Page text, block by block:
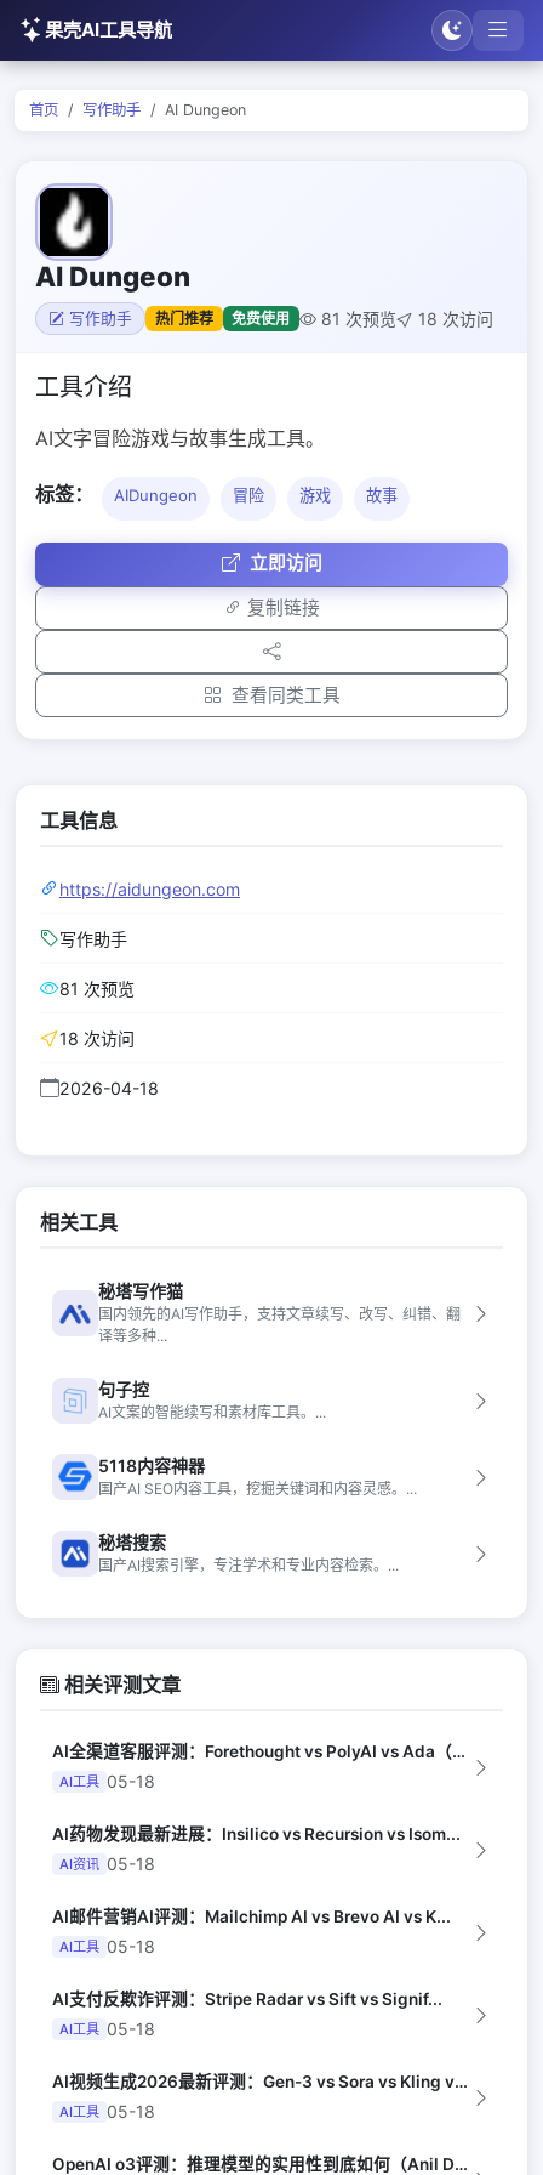
果壳AI工具导航
首页 写作助手 AI Dungeon
AI Dungeon
写作助手 热门推荐 免费使用 81 次预览 18 次访问
工具介绍
AI文字冒险游戏与故事生成工具。
标签： AIDungeon 冒险 游戏 故事
立即访问
复制链接
查看同类工具
工具信息
https://aidungeon.com
写作助手
81 次预览
18 次访问
2026-04-18
相关工具
秘塔写作猫
国内领先的AI写作助手，支持文章续写、改写、纠错、翻
译等多种...
句子控
AI文案的智能续写和素材库工具。...
5118内容神器
国产AI SEO内容工具，挖掘关键词和内容灵感。...
秘塔搜索
国产AI搜索引擎，专注学术和专业内容检索。...
相关评测文章
AI全渠道客服评测：Forethought vs PolyAI vs Ada（G...
AI工具 05-18
AI药物发现最新进展：Insilico vs Recursion vs Isom...
AI资讯 05-18
AI邮件营销AI评测：Mailchimp AI vs Brevo AI vs K...
AI工具 05-18
AI支付反欺诈评测：Stripe Radar vs Sift vs Signif...
AI工具 05-18
AI视频生成2026最新评测：Gen-3 vs Sora vs Kling vs...
AI工具 05-18
OpenAI o3评测：推理模型的实用性到底如何（Anil Dash）